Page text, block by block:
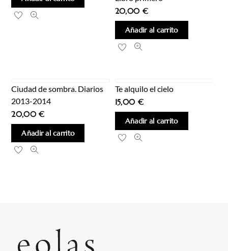
20,00 €
Añadir al carrito
Ciudad de sombra. Diarios
2013-2014
20,00€
Añadir al carrito
Te alquilo el cielo
15,00 €
Añadir al carrito